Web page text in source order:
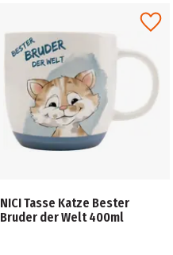
NICI Tasse Katze Bester
Bruder der Welt 400ml